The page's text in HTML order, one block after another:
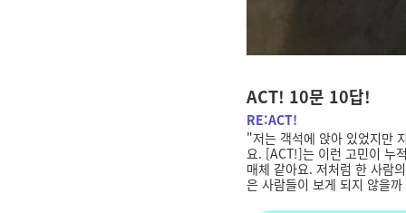
ACT! 10문 10답!
RE:ACT!
"저는 객석에 앉아 있었지만
요. [ACT!]는 이런 고민이 누
매체 같아요. 저처럼 한 사람
은 사람들이 보게 되지 않을